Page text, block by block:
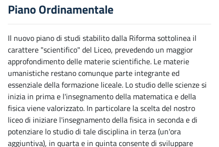
Piano Ordinamentale
Il nuovo piano di studi stabilito dalla Riforma sottolinea il
carattere "scientifico" del Liceo, prevedendo un maggior
approfondimento delle materie scientifiche. Le materie
umanistiche restano comunque parte integrante ed
essenziale della formazione liceale. Lo studio delle scienze si
inizia in prima e l'insegnamento della matematica e della
fisica viene valorizzato. In particolare la scelta del nostro
liceo di iniziare l'insegnamento della fisica in seconda e di
potenziare lo studio di tale disciplina in terza (un'ora
aggiuntiva), in quarta e in quinta consente di sviluppare